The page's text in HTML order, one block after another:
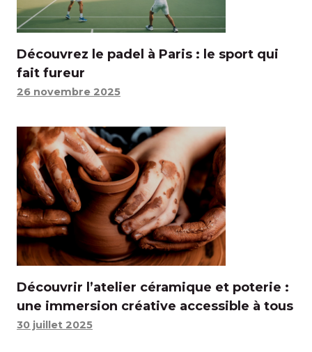
Découvrez le padel à Paris : le sport qui
fait fureur
26 novembre 2025
Découvrir l’atelier céramique et poterie :
une immersion créative accessible à tous
30 juillet 2025